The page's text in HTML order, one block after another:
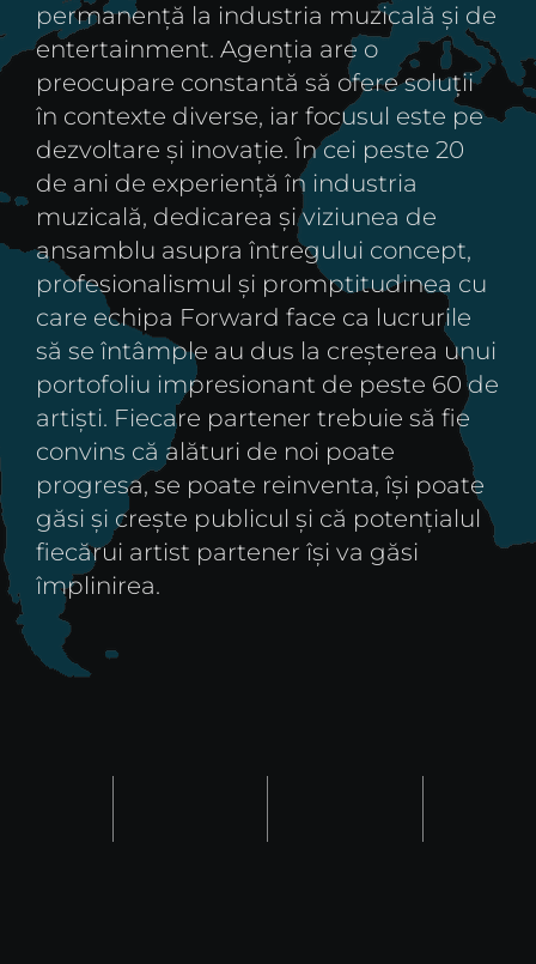
permanență la industria muzicală și de
entertainment. Agenția are o
preocupare constantă să ofere soluții
în contexte diverse, iar focusul este pe
dezvoltare și inovație. În cei peste 20
de ani de experiență în industria
muzicală, dedicarea și viziunea de
ansamblu asupra întregului concept,
profesionalismul și promptitudinea cu
care echipa Forward face ca lucrurile
să se întâmple au dus la creșterea unui
portofoliu impresionant de peste 60 de
artiști. Fiecare partener trebuie să fie
convins că alături de noi poate
progresa, se poate reinventa, își poate
găsi și crește publicul și că potențialul
fiecărui artist partener își va găsi
împlinirea.